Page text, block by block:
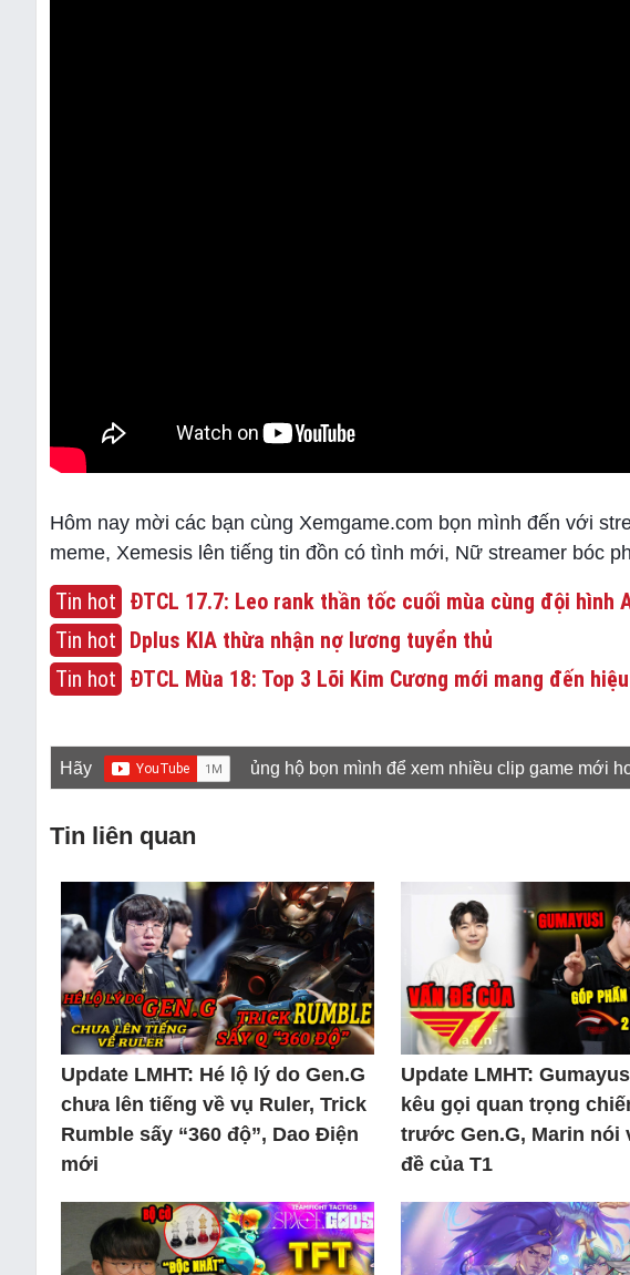
Hôm nay mời các bạn cùng Xemgame.com bọn mình đến với
meme, Xemesis lên tiếng tin đồn có tình mới, Nữ streamer bóc
Tin hot ĐTCL 17.7: Leo rank thần tốc cuối mùa cùng đội hình
Tin hot Dplus KIA thừa nhận nợ lương tuyển thủ
Tin hot ĐTCL Mùa 18: Top 3 Lõi Kim Cương mới mang đến
Hãy ủng hộ bọn mình để xem nhiều clip game mới
Tin liên quan
Update LMHT: Hé lộ lý do Gen.G
chưa lên tiếng về vụ Ruler, Trick
Rumble sấy “360 độ”, Dao Điện
mới
Update LMHT:
kêu gọi quan trọng
trước Gen.G, Marin nói
đề của T1